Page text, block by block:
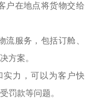
户在地点将货物交给
服务，包括订舱、
方案。
力，可以为客户快
罚款等问题。